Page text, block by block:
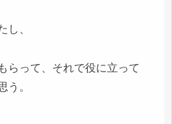
し、
らって、それで役に立って
う。